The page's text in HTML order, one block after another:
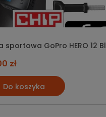
sportowa GoPro HERO 12
zł
Do koszyka